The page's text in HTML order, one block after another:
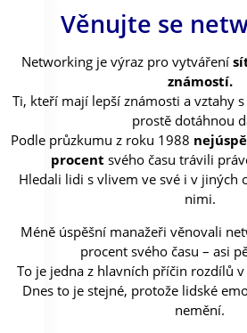
Věnujte se
Networking je výraz pro vytváření
známostí.
Ti, kteří mají lepší známosti a vztahy
prostě dotáhnou
Podle průzkumu z roku 1988
procent svého času trávili
Hledali lidi s vlivem ve své i v jiných
nimi.
Méně úspěšní manažeři věnovali
procent svého času – asi
To je jedna z hlavních příčin rozdílů
Dnes to je stejné, protože lidské
nemění.